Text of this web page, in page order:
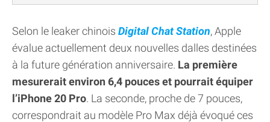
Selon le leaker chinois Digital Chat Station, Apple
évalue actuellement deux nouvelles dalles destinées
à la future génération anniversaire. La première
mesurerait environ 6,4 pouces et pourrait équiper
l’iPhone 20 Pro. La seconde, proche de 7 pouces,
correspondrait au modèle Pro Max déjà évoqué ces